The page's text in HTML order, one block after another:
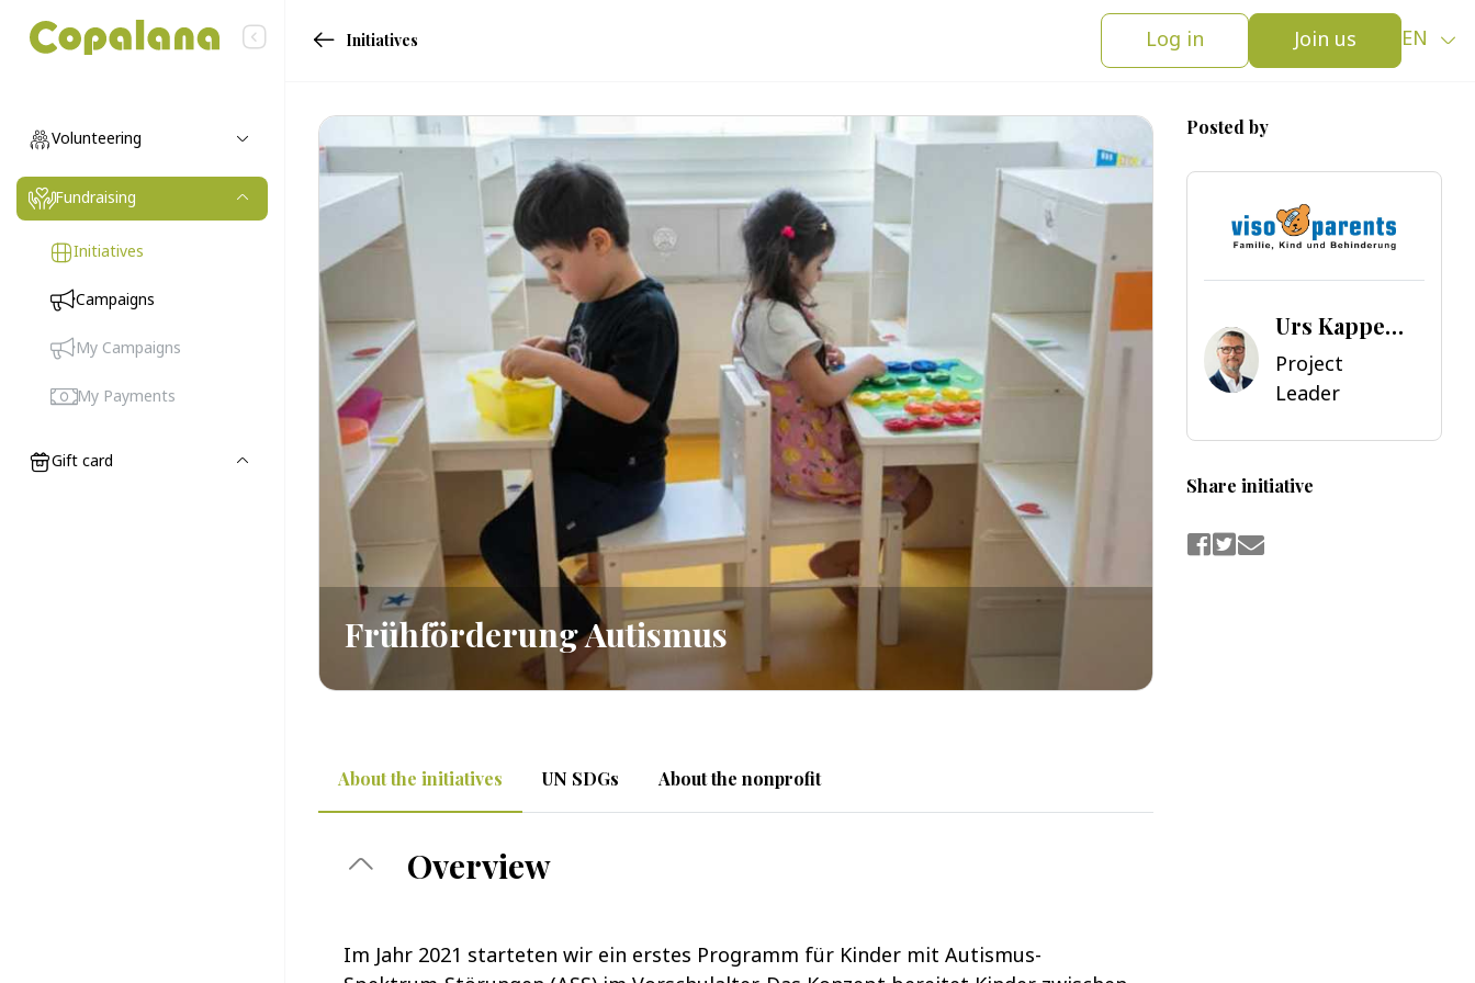
Volunteering
Fundraising
Initiatives
(current)
Campaigns
My Campaigns
My Payments
Gift card
Initiatives Log in Join us EN
Frühförderung Autismus
About the initiatives UN SDGs About the nonprofit
Overview
Im Jahr 2021 starteten wir ein erstes Programm für Kinder mit Autismus-
Posted by
Urs Kappeler
Project
Leader
Share initiative